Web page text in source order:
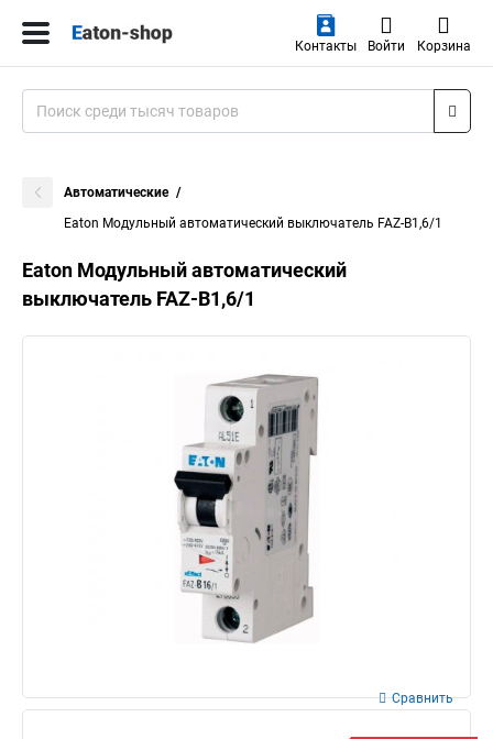
Контакты Войти Корзина
Автоматические
Eaton Модульный автоматический выключатель FAZ-B1,6/1
Eaton Модульный автоматический
выключатель FAZ-B1,6/1
Сравнить